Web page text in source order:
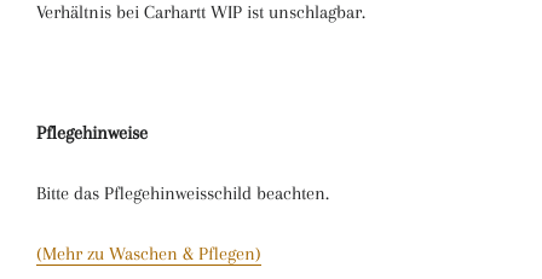
Verhältnis bei Carhartt WIP ist unschlagbar.
Pflegehinweise
Bitte das Pflegehinweisschild beachten.
(Mehr zu Waschen & Pflegen)